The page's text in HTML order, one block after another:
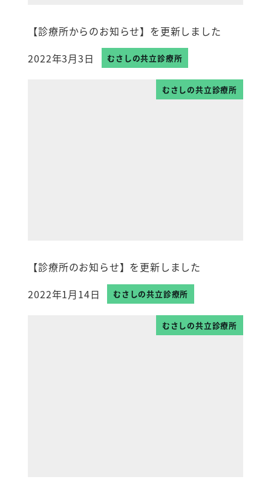
【診療所からのお知らせ】を更新しました
投稿日
2022年3月3日 むさしの共立診療所
むさしの共立診療所
【診療所のお知らせ】を更新しました
投稿日
2022年1月14日 むさしの共立診療所
むさしの共立診療所